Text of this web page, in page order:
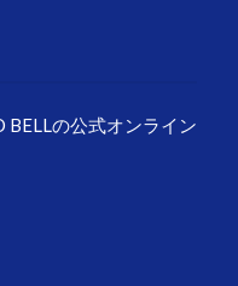
BELLの公式オンライン